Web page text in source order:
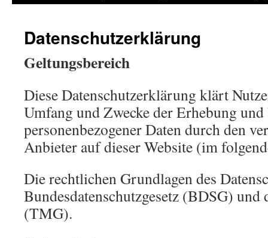
springen
Datenschutzerklärung
Geltungsbereich
Diese Datenschutzerklärung klärt
Umfang und Zwecke der Erhebung
personenbezogener Daten durch den
Anbieter auf dieser Website (im
Die rechtlichen Grundlagen des
Bundesdatenschutzgesetz (BDSG) und
(TMG).